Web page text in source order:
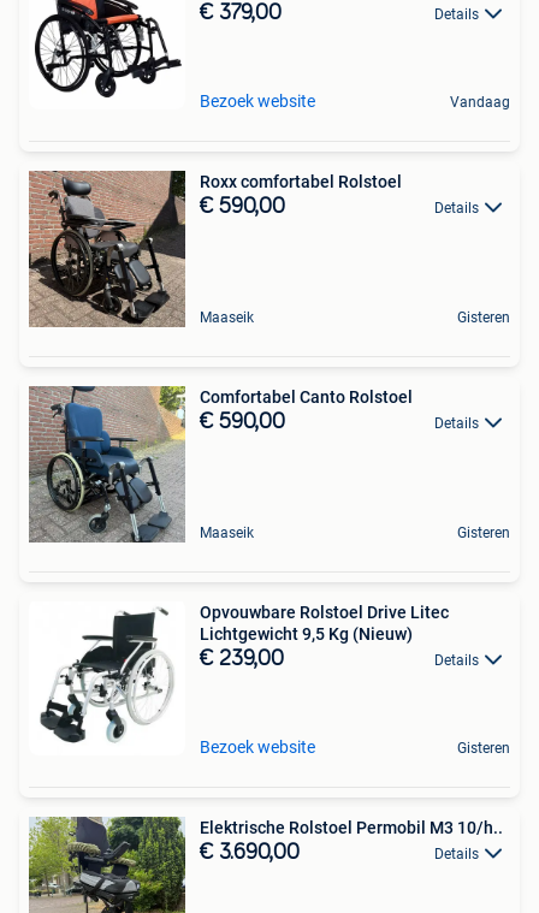
€ 379,00 Details
Bezoek website Vandaag
Roxx comfortabel Rolstoel
€ 590,00 Details
Maaseik Gisteren
Comfortabel Canto Rolstoel
€ 590,00 Details
Maaseik Gisteren
Opvouwbare Rolstoel Drive Litec
Lichtgewicht 9,5 Kg (Nieuw)
€ 239,00 Details
Bezoek website Gisteren
Elektrische Rolstoel Permobil M3 10/h..
€ 3.690,00 Details